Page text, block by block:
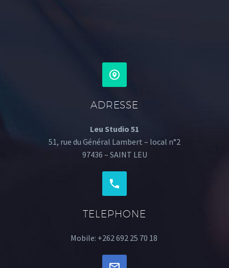
ADRESSE
Leu Studio 51
51, rue du Général Lambert – local n°2
97436 – SAINT LEU
TELEPHONE
Mobile: +262 692 25 70 18